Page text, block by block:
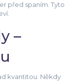
před spaním. Tyto
–
kvantitou. Někdy